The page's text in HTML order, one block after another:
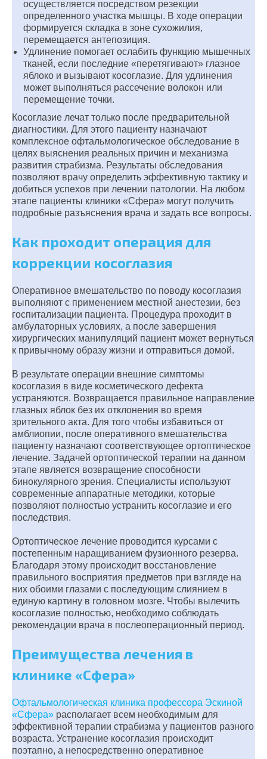
осуществляется посредством резекции
определенного участка мышцы. В ходе операции
формируется складка в зоне сухожилия,
перемещается антепозиция.
Удлинение помогает ослабить функцию мышечных
тканей, если последние «перетягивают» глазное
яблоко и вызывают косоглазие. Для удлинения
может выполняться рассечение волокон или
перемещение точки.
Косоглазие лечат только после предварительной
диагностики. Для этого пациенту назначают
комплексное офтальмологическое обследование в
целях выяснения реальных причин и механизма
развития страбизма. Результаты обследования
позволяют врачу определить эффективную тактику и
добиться успехов при лечении патологии. На любом
этапе пациенты клиники «Сфера» могут получить
подробные разъяснения врача и задать все вопросы.
Как проходит операция для
коррекции косоглазия
Оперативное вмешательство по поводу косоглазия
выполняют с применением местной анестезии, без
госпитализации пациента. Процедура проходит в
амбулаторных условиях, а после завершения
хирургических манипуляций пациент может вернуться
к привычному образу жизни и отправиться домой.
В результате операции внешние симптомы
косоглазия в виде косметического дефекта
устраняются. Возвращается правильное направление
глазных яблок без их отклонения во время
зрительного акта. Для того чтобы избавиться от
амблиопии, после оперативного вмешательства
пациенту назначают соответствующее ортоптическое
лечение. Задачей ортоптической терапии на данном
этапе является возвращение способности
бинокулярного зрения. Специалисты используют
современные аппаратные методики, которые
позволяют полностью устранить косоглазие и его
последствия.
Ортоптическое лечение проводится курсами с
постепенным наращиванием фузионного резерва.
Благодаря этому происходит восстановление
правильного восприятия предметов при взгляде на
них обоими глазами с последующим слиянием в
единую картину в головном мозге. Чтобы вылечить
косоглазие полностью, необходимо соблюдать
рекомендации врача в послеоперационный период.
Преимущества лечения в
клинике «Сфера»
Офтальмологическая клиника профессора Эскиной
«Сфера» располагает всем необходимым для
эффективной терапии страбизма у пациентов разного
возраста. Устранение косоглазия происходит
поэтапно, а непосредственно оперативное